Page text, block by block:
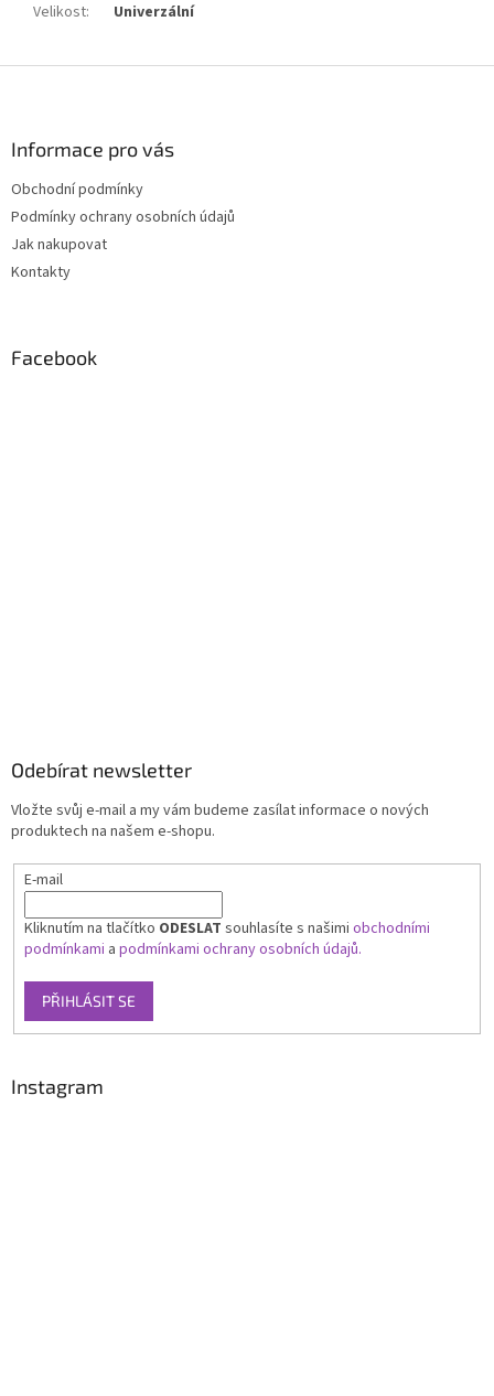
Velikost: Univerzální
Informace pro vás
Obchodní podmínky
Podmínky ochrany osobních údajů
Jak nakupovat
Kontakty
Facebook
Odebírat newsletter
Vložte svůj e-mail a my vám budeme zasílat informace o nových
produktech na našem e-shopu.
E-mail
Kliknutím na tlačítko ODESLAT souhlasíte s našimi obchodními
podmínkami a podmínkami ochrany osobních údajů.
PŘIHLÁSIT SE
Instagram